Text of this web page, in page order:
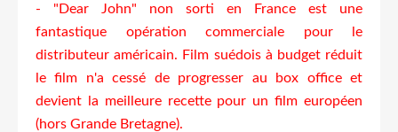
- "Dear John" non sorti en France est une
fantastique opération commerciale pour le
distributeur américain. Film suédois à budget réduit
le film n'a cessé de progresser au box office et
devient la meilleure recette pour un film européen
(hors Grande Bretagne).